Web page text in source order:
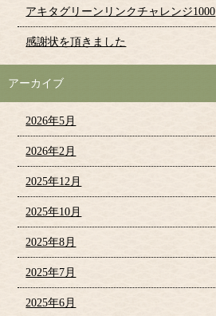
アキタグリーンリンクチャレンジ1000
感謝状を頂きました
アーカイブ
2026年5月
2026年2月
2025年12月
2025年10月
2025年8月
2025年7月
2025年6月